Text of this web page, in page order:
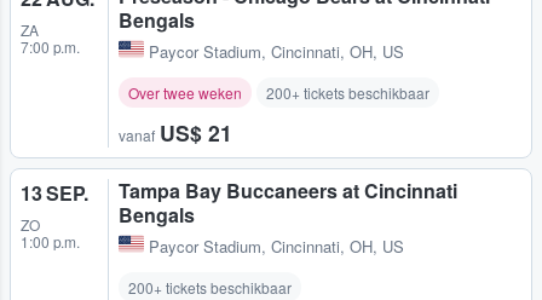
ZA
7:00 p.m.
Bengals
Paycor Stadium, Cincinnati, OH, US
Over twee weken 200+ tickets beschikbaar
vanaf US$ 21
13 SEP.
ZO
1:00 p.m.
Tampa Bay Buccaneers at Cincinnati
Bengals
Paycor Stadium, Cincinnati, OH, US
200+ tickets beschikbaar